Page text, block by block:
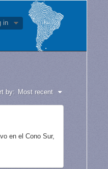
in
by: Most recent
en el Cono Sur,